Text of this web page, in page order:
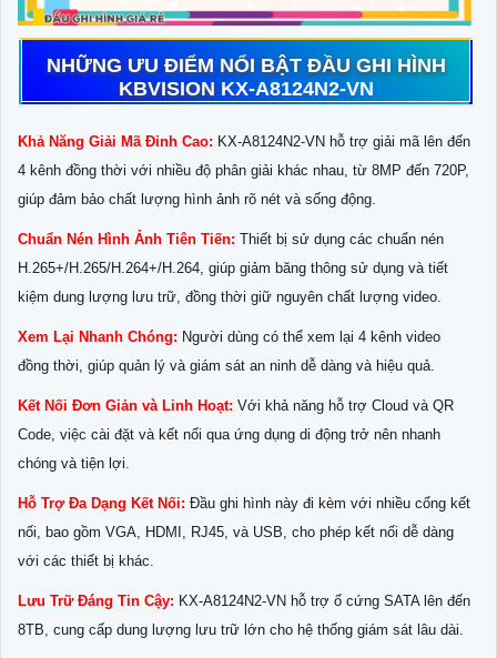
NHỮNG ƯU ĐIỂM NỔI BẬT ĐẦU GHI HÌNH
KBVISION KX-A8124N2-VN
Khả Năng Giải Mã Đỉnh Cao: KX-A8124N2-VN hỗ trợ giải mã lên đến
4 kênh đồng thời với nhiều độ phân giải khác nhau, từ 8MP đến 720P,
giúp đảm bảo chất lượng hình ảnh rõ nét và sống động.
Chuẩn Nén Hình Ảnh Tiên Tiến: Thiết bị sử dụng các chuẩn nén
H.265+/H.265/H.264+/H.264, giúp giảm băng thông sử dụng và tiết
kiệm dung lượng lưu trữ, đồng thời giữ nguyên chất lượng video.
Xem Lại Nhanh Chóng: Người dùng có thể xem lại 4 kênh video
đồng thời, giúp quản lý và giám sát an ninh dễ dàng và hiệu quả.
Kết Nối Đơn Giản và Linh Hoạt: Với khả năng hỗ trợ Cloud và QR
Code, việc cài đặt và kết nối qua ứng dụng di động trở nên nhanh
chóng và tiện lợi.
Hỗ Trợ Đa Dạng Kết Nối: Đầu ghi hình này đi kèm với nhiều cổng kết
nối, bao gồm VGA, HDMI, RJ45, và USB, cho phép kết nối dễ dàng
với các thiết bị khác.
Lưu Trữ Đáng Tin Cậy: KX-A8124N2-VN hỗ trợ ổ cứng SATA lên đến
8TB, cung cấp dung lượng lưu trữ lớn cho hệ thống giám sát lâu dài.